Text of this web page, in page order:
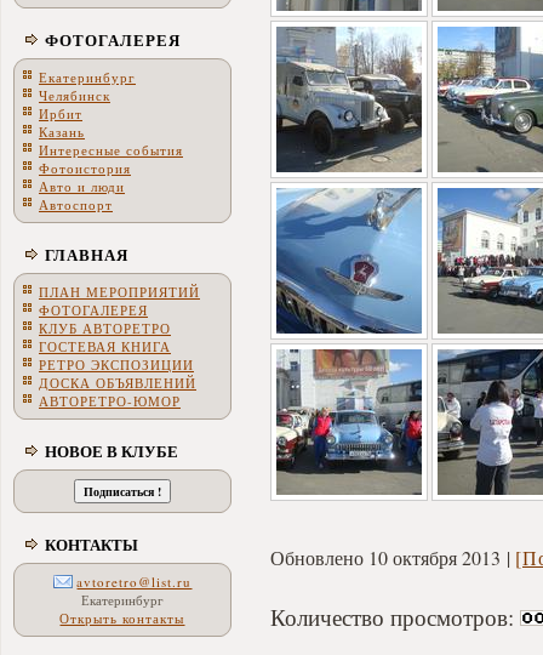
ФОТОГАЛЕРЕЯ
Екатеринбург
Челябинск
Ирбит
Казань
Интересные события
Фотоистория
Авто и люди
Автоспорт
ГЛАВНАЯ
ПЛАН МЕРОПРИЯТИЙ
ФОТОГАЛЕРЕЯ
КЛУБ АВТОРЕТРО
ГОСТЕВАЯ КНИГА
РЕТРО ЭКСПОЗИЦИИ
ДОСКА ОБЪЯВЛЕНИЙ
АВТОРЕТРО-ЮМОР
НОВОЕ В КЛУБЕ
КОНТАКТЫ
avtoretro@list.ru
Екатеринбург
Открыть контакты
Обновлено 10 октября 2013
Количество просмотров: